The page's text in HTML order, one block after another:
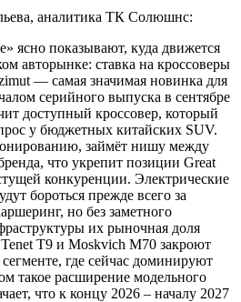
аналитика ТК Солюшнс:
ясно показывают, куда движется
авторынке: ставка на кроссоверы
— самая значимая новинка для
серийного выпуска в сентябре
доступный кроссовер, который
у бюджетных китайских SUV.
займёт нишу между
что укрепит позиции Great
конкуренции. Электрические
бороться прежде всего за
но без заметного
их рыночная доля
T9 и Moskvich M70 закроют
где сейчас доминируют
такое расширение модельного
что к концу 2026 – началу 2027